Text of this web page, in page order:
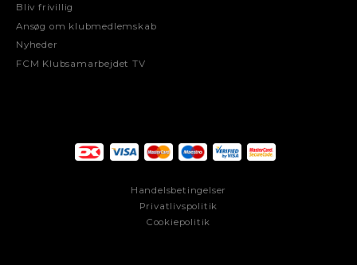
Bliv frivillig
Ansøg om klubmedlemskab
Nyheder
FCM Klubsamarbejdet TV
Handelsbetingelser
Privatlivspolitik
Cookiepolitik